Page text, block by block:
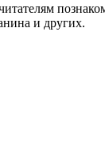
читателям
и других.